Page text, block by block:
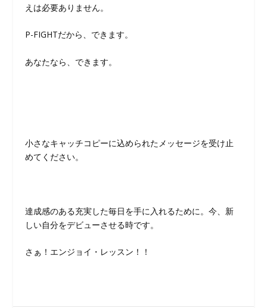
えは必要ありません。
P-FIGHTだから、できます。
あなたなら、できます。
小さなキャッチコピーに込められたメッセージを受け止
めてください。
達成感のある充実した毎日を手に入れるために。今、新
しい自分をデビューさせる時です。
さぁ！エンジョイ・レッスン！！